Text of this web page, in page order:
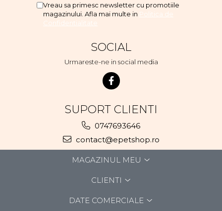
Vreau sa primesc newsletter cu promotiile
magazinului. Afla mai multe in Politica de
Confidentialitate
SOCIAL
Urmareste-ne in social media
SUPORT CLIENTI
0747693646
contact@epetshop.ro
MAGAZINUL MEU
CLIENTI
DATE COMERCIALE